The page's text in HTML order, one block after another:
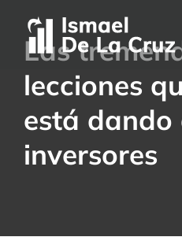
contenido
Las
lecciones
está dando
inversores